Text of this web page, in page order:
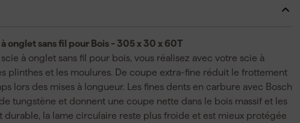
onglet sans fil pour Bois - 305 x 30 x 60T
à onglet sans fil pour bois, vous réalisez avec votre scie à
plinthes et les moulures. De coupe extra-fine réduit le frottement
lors des mises à longueur. Les fines dents en carbure avec Bosch
tungstène et donnent une coupe nette dans le bois massif et les
durable, la lame circulaire reste plus froide et est mieux protégée